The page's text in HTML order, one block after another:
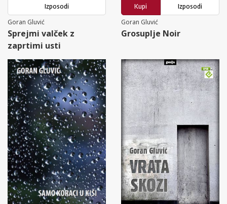
Izposodi
Goran Gluvić
Sprejmi valček z
zaprtimi usti
Kupi
Izposodi
Goran Gluvić
Grosuplje Noir